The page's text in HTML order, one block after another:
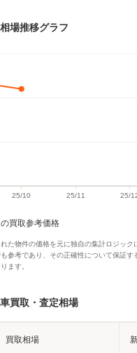
場推移グラフ
買取参考価格
た物件の価格を元に独自の集計ロジック
参考であり、その正確性について保証す
ます。
買取・査定相場
買取相場